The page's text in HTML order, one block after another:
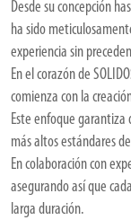
Desde su concepción
ha sido
experiencia sin
En el corazón de
comienza con la
Este enfoque
más altos estándares
En colaboración con
asegurando así que
larga duración.